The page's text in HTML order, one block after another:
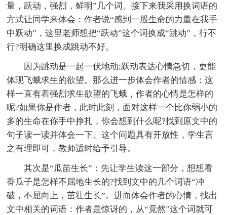
量，跃动，强烈，鲜明”几个词。接下来我采用换词语的
方式让同学来体会：作者说“感到一股生命的力量在我手
中跃动”，这里老师想把“跃动”这个词换成“跳动”，行不
行?明确这里换成跳动不好。
因为跳动是一起一伏地动;跃动表达心情急切，更能
体现飞蛾求生的欲望。那么进一步体会作者的情感：这
样一直有着强烈求生欲望的飞蛾，作者的心情是怎样的
呢?如果你是作者，此时此刻，面对这样一个比你弱小的
多的生命在你手中挣扎，你会想到什么呢?找到原文中的
句子读一读并体会一下。这个问题具有开放性，学生言
之有理即可，教师适时给予引导。
其次是“瓜苗生长”：先让学生读这一部分，想想看
香瓜子是怎样不屈地生长的?找到文中的几个词语“冲
破，不屈向上，茁壮生长”。进而体会作者的心情，找出
文中相关的词语：作者是惊讶的，从“竟然”这个词就可